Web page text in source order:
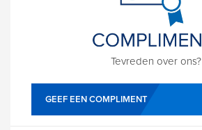
Tevreden over ons?
GEEF EEN COMPLIMENT